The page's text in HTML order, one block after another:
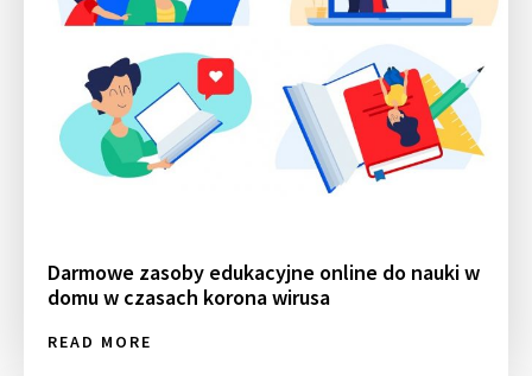
Darmowe zasoby edukacyjne online do nauki w
domu w czasach korona wirusa
READ MORE